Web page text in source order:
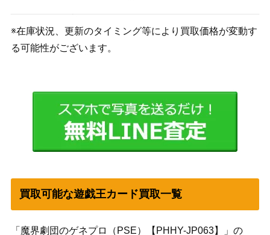
※在庫状況、更新のタイミング等により買取価格が変動す
る可能性がございます。
買取可能な遊戯王カード買取一覧
「魔界劇団のゲネプロ（PSE）【PHHY-JP063】」の